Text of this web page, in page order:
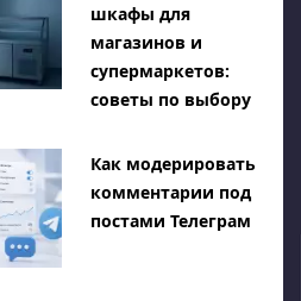
шкафы для
магазинов и
супермаркетов:
советы по выбору
Как модерировать
комментарии под
постами Телеграм